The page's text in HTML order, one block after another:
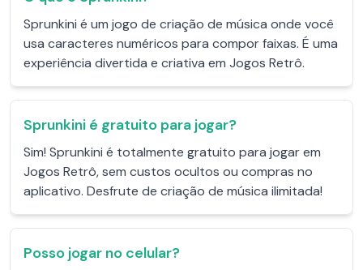
Sprunkini é um jogo de criação de música onde você
usa caracteres numéricos para compor faixas. É uma
experiência divertida e criativa em Jogos Retrô.
Sprunkini é gratuito para jogar?
Sim! Sprunkini é totalmente gratuito para jogar em
Jogos Retrô, sem custos ocultos ou compras no
aplicativo. Desfrute de criação de música ilimitada!
Posso jogar no celular?